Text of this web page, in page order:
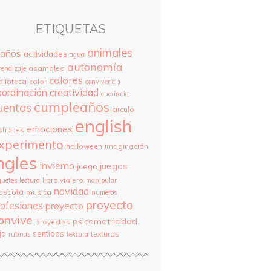
ETIQUETAS
actividades agua animales
asamblea autonomía
color colores convivencia
creatividad cuadrado
cumpleaños círculo
emociones english
halloween imaginación
invierno juego juegos
lectura libro viajero manipular
musica navidad numeros
proyecto proyecto
proyectos psicomotricidad
rutinas sentidos textura texturas